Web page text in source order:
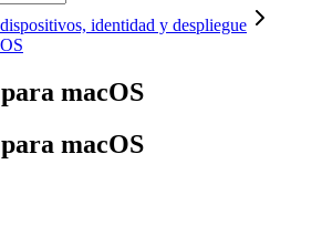
identidad y despliegue
macOS
macOS